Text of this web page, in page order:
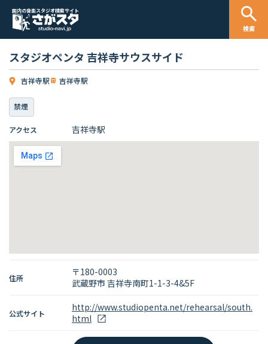
国内の音楽スタジオ検索サイト
検索
スタジオペンタ 吉祥寺サウスサイド
吉祥寺駅 吉祥寺駅
禁煙
アクセス 吉祥寺駅
住所
〒180-0003
武蔵野市 吉祥寺南町1-1-3-4&5F
公式サイト
http://www.studiopenta.net/rehearsal/south.
html